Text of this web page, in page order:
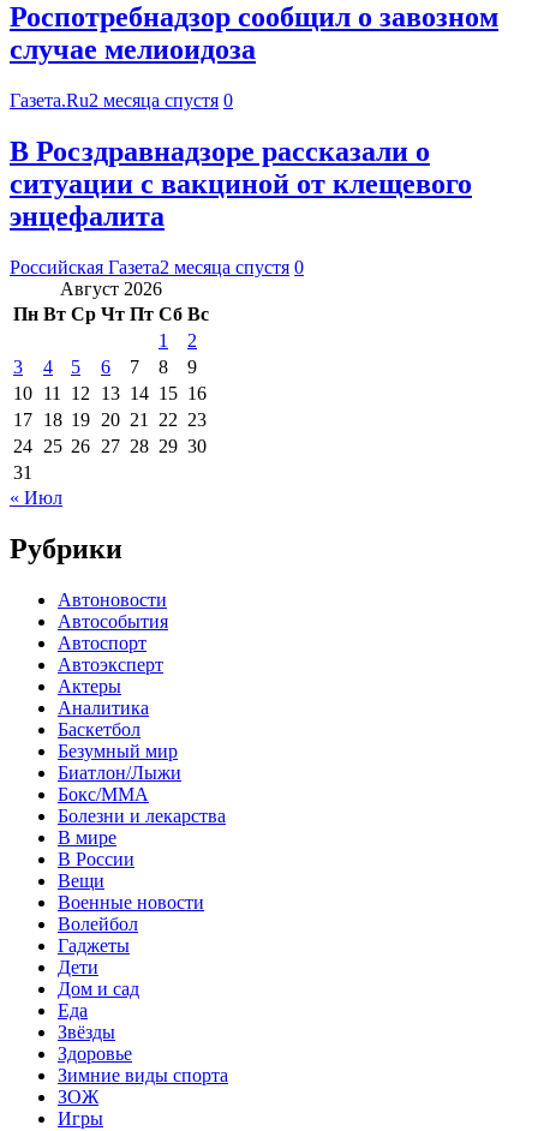
Роспотребнадзор сообщил о завозном
случае мелиоидоза
Газета.Ru2 месяца спустя 0
В Росздравнадзоре рассказали о
ситуации с вакциной от клещевого
энцефалита
Российская Газета2 месяца спустя 0
Август 2026
Пн Вт Ср Чт Пт Сб Вс
1
2
3
4 5 6 7 8
9
10 11 12 13 14 15 16
17 18 19 20 21 22 23
24 25 26 27 28 29 30
31
« Июл
Рубрики
Автоновости
Автособытия
Автоспорт
Автоэксперт
Актеры
Аналитика
Баскетбол
Безумный мир
Биатлон/Лыжи
Бокс/MMA
Болезни и лекарства
В мире
В России
Вещи
Военные новости
Волейбол
Гаджеты
Дети
Дом и сад
Еда
Звёзды
Здоровье
Зимние виды спорта
ЗОЖ
Игры